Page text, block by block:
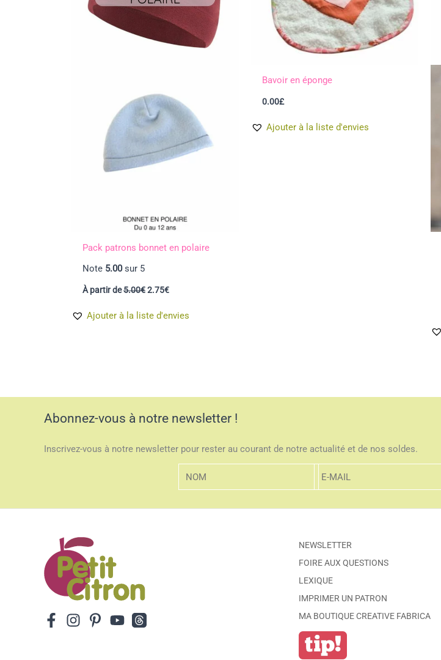
Pack patrons bonnet en polaire
Note 5.00sur 5
À partir de5.00€Le
était :
2.75€Le
est :
Ajouter à la liste d'envies
Bavoir en éponge
0.00£
Ajouter à la liste d'envies
Abonnez-vous à notre newsletter !
Inscrivez-vous à notre newsletter pour rester au courant de notre actualité et de nos soldes.
NEWSLETTER
FOIRE AUX QUESTIONS
LEXIQUE
IMPRIMER UN PATRON
MA BOUTIQUE CREATIVE FABRICA